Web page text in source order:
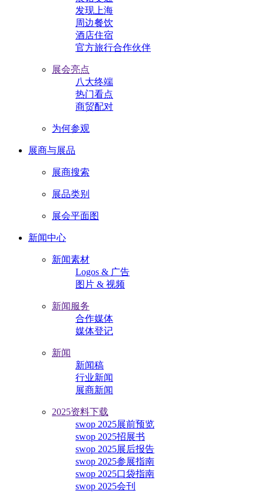
发现上海
周边餐饮
酒店住宿
官方旅行合作伙伴
展会亮点
八大终端
热门看点
商贸配对
为何参观
展商与展品
展商搜索
展品类别
展会平面图
新闻中心
新闻素材
Logos & 广告
图片 & 视频
新闻服务
合作媒体
媒体登记
新闻
新闻稿
行业新闻
展商新闻
2025资料下载
swop 2025展前预览
swop 2025招展书
swop 2025展后报告
swop 2025参展指南
swop 2025口袋指南
swop 2025会刊